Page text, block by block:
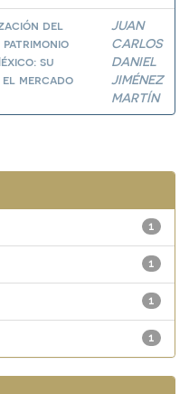
del
patrimonio
su
mercado
JUAN
CARLOS
DANIEL
JIMÉNEZ
MARTÍN
1
1
1
1